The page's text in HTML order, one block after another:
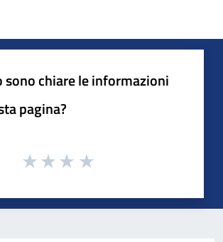
sono chiare le informazioni
pagina?